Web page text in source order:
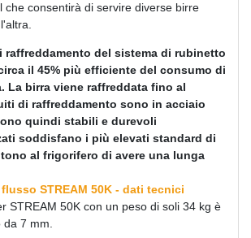
che consentirà di servire diverse birre
raffreddamento del sistema di rubinetto
il 45% più efficiente del consumo di
La birra viene raffreddata fino al
di raffreddamento sono in acciaio
quindi stabili e durevoli
soddisfano i più elevati standard di
al frigorifero di avere una lunga
STREAM 50K - dati tecnici
STREAM 50K con un peso di soli 34 kg è
7 mm.